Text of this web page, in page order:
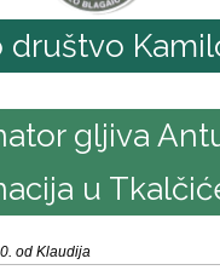
društvo
gljiva
u
od Klaudija